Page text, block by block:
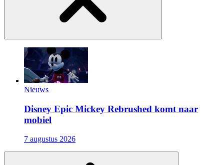
Nieuws
Disney Epic Mickey Rebrushed komt naar
mobiel
7 augustus 2026